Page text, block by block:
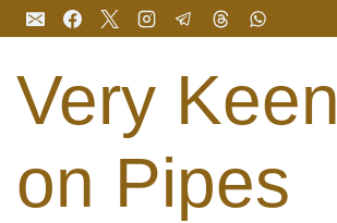
Skip
to
content
Very Keen
on Pipes